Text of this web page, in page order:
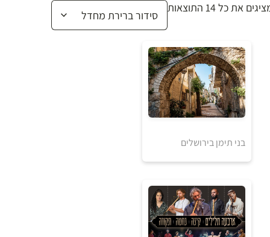
את כל ⁦14⁩ התוצאות
בני תימן בירושלים